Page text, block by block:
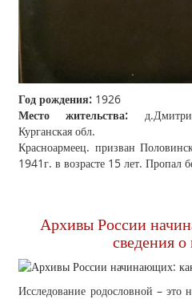
Год рождения: 1926
Место жительства:
Курганская обл.
Красноармеец. призван
1941г. в возрасте 15 лет. Пропал
Архивы России
сведения о
Исследование родословной – это